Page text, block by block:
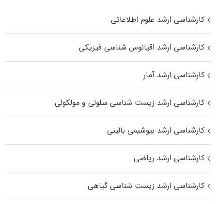
کارشناسی ارشد علوم اطلاعاتی
کارشناسی ارشد اقیانوس‌ شناسی فیزیکی
کارشناسی ارشد آمار
کارشناسی ارشد زیست شناسی سلولی و مولکولی
کارشناسی ارشد بیوشیمی بالینی
کارشناسی ارشد ریاضی
کارشناسی ارشد زیست‌ شناسی گیاهی